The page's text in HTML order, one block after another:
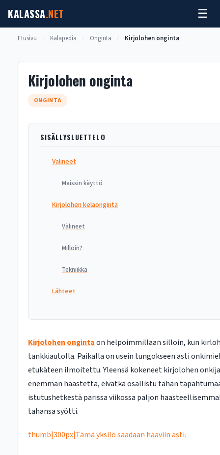
sisältöön
KALASSA.NET ☰
Etusivu Kalapedia Onginta Kirjolohen onginta
Kirjolohen onginta
ONGINTA
SISÄLLYSLUETTELO
Välineet
Maissin käyttö
Kirjolohen kelaonginta
Välineet
Milloin?
Tekniikka
Lähteet
Kirjolohen ongintaon helpoimmillaan silloin, kun
tankkiautolla. Paikalla on usein tungokseen asti
etukäteen ilmoitettu. Yleensä kokeneet kirjolohen
enemmän haastetta, eivätkä osallistu tähän
istutushetkestä parissa viikossa paljon
tahansa syötti.
thumb|300px|Tämä yksilö saadaan haaviin asti.